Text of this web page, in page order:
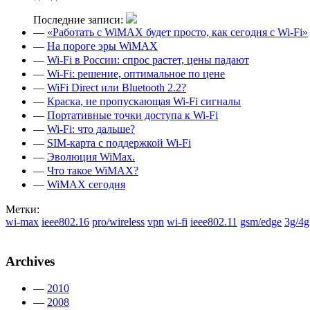
Последние записи:
— «Работать с WiMAX будет просто, как сегодня с Wi-Fi»
— На пороге эры WiMAX
— Wi-Fi в России: спрос растет, цены падают
— Wi-Fi: решение, оптимальное по цене
— WiFi Direct или Bluetooth 2.2?
— Краска, не пропускающая Wi-Fi сигналы
— Портативные точки доступа к Wi-Fi
— Wi-Fi: что дальше?
— SIM-карта с поддержкой Wi-Fi
— Эволюция WiMax.
— Что такое WiMAX?
— WiMAX сегодня
Метки:
wi-max ieee802.16 pro/wireless vpn wi-fi ieee802.11 gsm/edge 3g/4g
Archives
— 2010
— 2008